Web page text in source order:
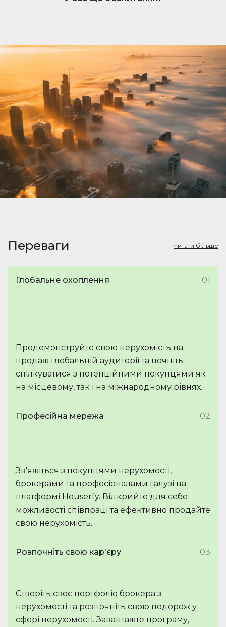
нерухомості. Коли вам подобається оголошення,
Щоб відповісти та зв’язатися з потенційними
покупцями чи орендарями, переконайтеся, що
ваша підписка активна.
Переваги Читати більше
Глобальне охоплення 01
Продемонструйте свою нерухомість на
продаж глобальній аудиторії та почніть
спілкуватися з потенційними покупцями як
на місцевому, так і на міжнародному рівнях.
Професійна мережа 02
Зв'яжіться з покупцями нерухомості,
брокерами та професіоналами галузі на
платформі Houserfy. Відкрийте для себе
можливості співпраці та ефективно продайте
свою нерухомість.
Розпочніть свою кар'єру 03
Створіть своє портфоліо брокера з
нерухомості та розпочніть свою подорож у
сфері нерухомості. Завантажте програму,